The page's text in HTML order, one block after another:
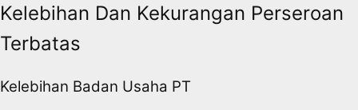
Kelebihan Dan Kekurangan Perseroan
Terbatas
Kelebihan Badan Usaha PT